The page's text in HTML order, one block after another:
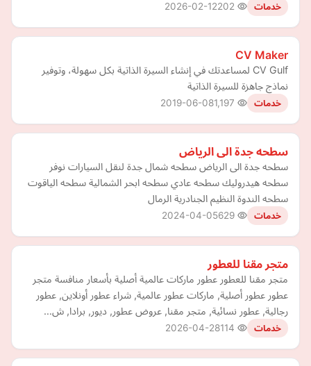
خدمات 2026-02-12
CV Maker
CV Gulf لمساعدتك في إنشاء السيرة الذاتية بكل سهولة، وتوفير
نماذج جاهزة للسيرة الذاتية
خدمات 2019-06-08
سطحه جدة الى الرياض
سطحه جدة الى الرياض سطحه شمال جدة لنقل السيارات نوفر
سطحه هيدروليك سطحه عادي سطحه ابحر الشمالية سطحه الياقوت
سطحه الندوة النظيم الجنادرية الرمال
خدمات 2024-04-05
متجر مقنا للعطور
متجر مقنا للعطور عطور ماركات عالمية أصلية بأسعار منافسة متجر
عطور عطور أصلية, ماركات عطور عالمية, شراء عطور أونلاين, عطور
رجالية, عطور نسائية, متجر مقنا, عروض عطور, ديور, برادا, ش…
خدمات 2026-04-28